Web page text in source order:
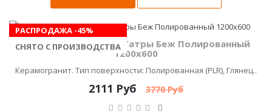
РАСПРОДАЖА -45%
СНЯТО С ПРОИЗВОДСТВА
Керамика Будущего Татры Беж Полированный
1200х600
Керамогранит. Тип поверхности: Полированная (PLR), Глянец..
2111 Руб 3770 Руб